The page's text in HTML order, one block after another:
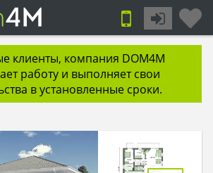
клиенты, компания DOM4M
работу и выполняет свои
в установленные сроки.